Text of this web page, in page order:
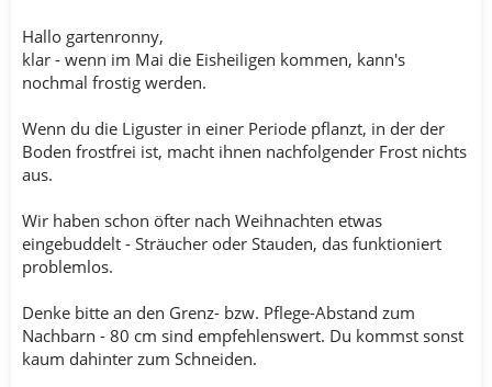
Hallo gartenronny,
klar - wenn im Mai die Eisheiligen kommen, kann's
nochmal frostig werden.
Wenn du die Liguster in einer Periode pflanzt, in der der
Boden frostfrei ist, macht ihnen nachfolgender Frost nichts
aus.
Wir haben schon öfter nach Weihnachten etwas
eingebuddelt - Sträucher oder Stauden, das funktioniert
problemlos.
Denke bitte an den Grenz- bzw. Pflege-Abstand zum
Nachbarn - 80 cm sind empfehlenswert. Du kommst sonst
kaum dahinter zum Schneiden.